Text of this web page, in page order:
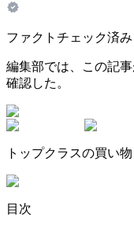
ファクトチェック済み
編集部では、この記
確認した。
トップクラスの買い
目次